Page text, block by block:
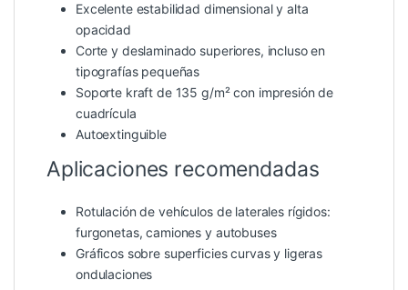
Excelente estabilidad dimensional y alta
opacidad
Corte y deslaminado superiores, incluso en
tipografías pequeñas
Soporte kraft de 135 g/m² con impresión de
cuadrícula
Autoextinguible
Aplicaciones recomendadas
Rotulación de vehículos de laterales rígidos:
furgonetas, camiones y autobuses
Gráficos sobre superficies curvas y ligeras
ondulaciones